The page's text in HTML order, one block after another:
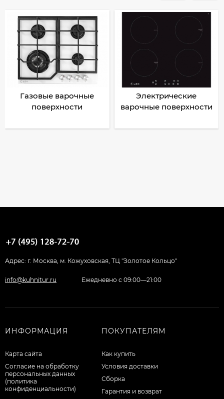
Газовые варочные
поверхности
Электрические
варочные поверхности
Адрес: г. Москва, м. Кожуховская, ТЦ "Золотое Кольцо"
info@kuhnitur.ru Ежедневно с 09:00—21:00
ИНФОРМАЦИЯ
Карта сайта
Согласие на обработку
персональных данных
(политика
конфиденциальности)
ПОКУПАТЕЛЯМ
Как купить
Условия доставки
Сборка
Гарантия и возврат